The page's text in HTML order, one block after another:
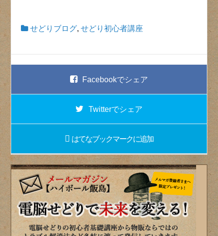
せどりブログ,せどり初心者講座
Facebookでシェア
Twitterでシェア
はてなブックマークに追加